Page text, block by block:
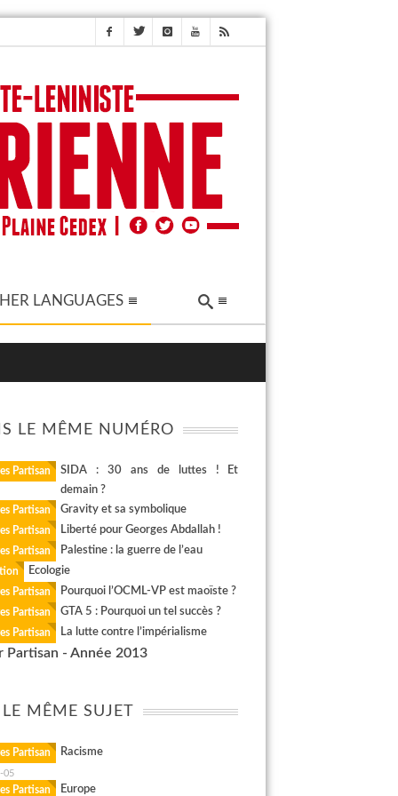
LANGUAGES
LE MÊME NUMÉRO
Partisan
SIDA : 30 ans de luttes ! Et
demain ?
Partisan Gravity et sa symbolique
Partisan Liberté pour Georges Abdallah !
Partisan Palestine : la guerre de l’eau
Ecologie
Partisan Pourquoi l’OCML-VP est maoïste ?
Partisan GTA 5 : Pourquoi un tel succès ?
Partisan La lutte contre l’impérialisme
Partisan - Année 2013
LE MÊME SUJET
Partisan Racisme
05
Partisan Europe